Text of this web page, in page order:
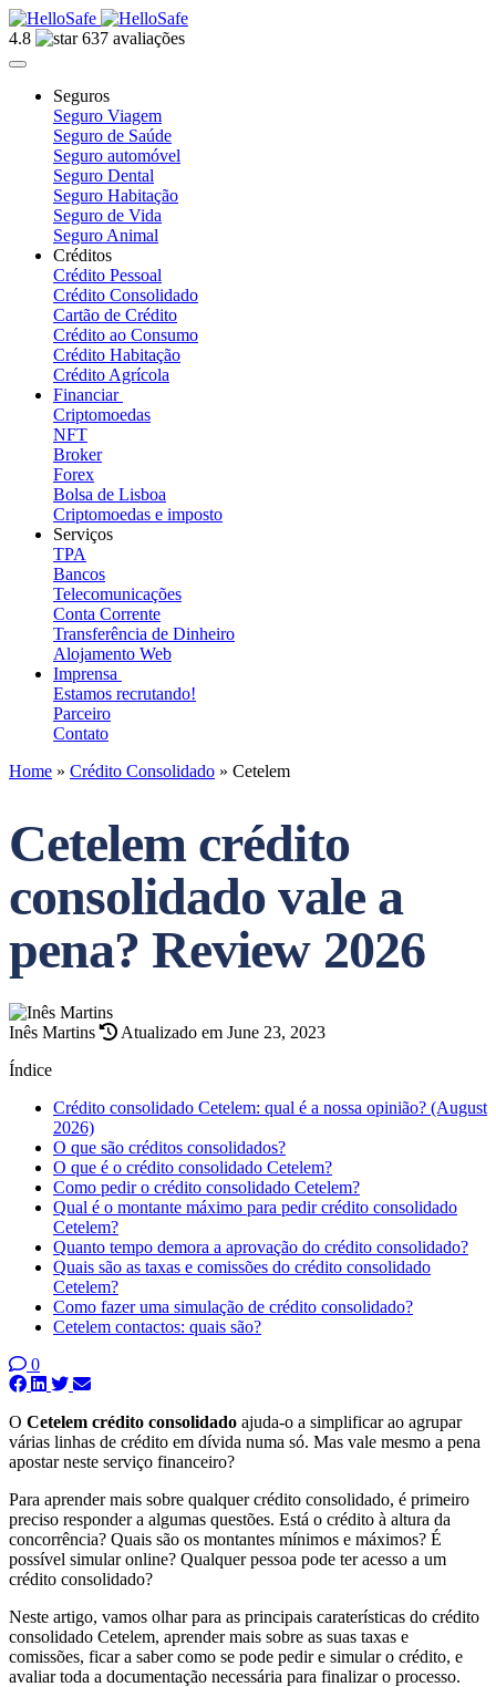
4.8 637 avaliações
Seguros
Seguro Viagem
Seguro de Saúde
Seguro automóvel
Seguro Dental
Seguro Habitação
Seguro de Vida
Seguro Animal
Créditos
Crédito Pessoal
Crédito Consolidado
Cartão de Crédito
Crédito ao Consumo
Crédito Habitação
Crédito Agrícola
Financiar
Criptomoedas
NFT
Broker
Forex
Bolsa de Lisboa
Criptomoedas e imposto
Serviços
TPA
Bancos
Telecomunicações
Conta Corrente
Transferência de Dinheiro
Alojamento Web
Imprensa
Estamos recrutando!
Parceiro
Contato
Home » Crédito Consolidado » Cetelem
Cetelem crédito
consolidado vale a
pena? Review 2026
Inês Martins
Atualizado em June 23, 2023
Índice
Crédito consolidado Cetelem: qual é a nossa opinião? (August
2026)
O que são créditos consolidados?
O que é o crédito consolidado Cetelem?
Como pedir o crédito consolidado Cetelem?
Qual é o montante máximo para pedir crédito consolidado
Cetelem?
Quanto tempo demora a aprovação do crédito consolidado?
Quais são as taxas e comissões do crédito consolidado
Cetelem?
Como fazer uma simulação de crédito consolidado?
Cetelem contactos: quais são?
0
O Cetelem crédito consolidado ajuda-o a simplificar ao agrupar
várias linhas de crédito em dívida numa só. Mas vale mesmo a pena
apostar neste serviço financeiro?
Para aprender mais sobre qualquer crédito consolidado, é primeiro
preciso responder a algumas questões. Está o crédito à altura da
concorrência? Quais são os montantes mínimos e máximos? É
possível simular online? Qualquer pessoa pode ter acesso a um
crédito consolidado?
Neste artigo, vamos olhar para as principais caraterísticas do crédito
consolidado Cetelem, aprender mais sobre as suas taxas e
comissões, ficar a saber como se pode pedir e simular o crédito, e
avaliar toda a documentação necessária para finalizar o processo.